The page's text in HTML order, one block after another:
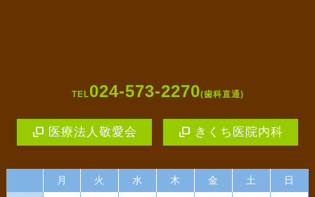
TEL024-573-2270(歯科直通)
医療法人敬愛会 きくち医院内科
月 火 水 木 金 土 日